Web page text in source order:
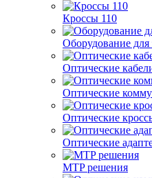
Кроссы 110
Оборудование
Оптические
Оптические
Оптические
Оптические
MTP решения